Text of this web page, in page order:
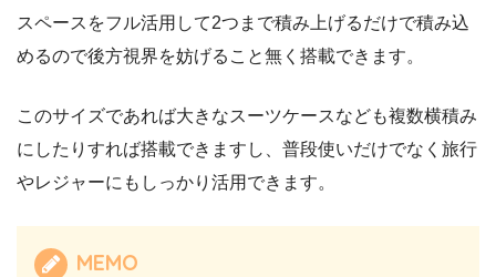
スペースをフル活用して2つまで積み上げるだけで積み込
めるので後方視界を妨げること無く搭載できます。
このサイズであれば大きなスーツケースなども複数横積み
にしたりすれば搭載できますし、普段使いだけでなく旅行
やレジャーにもしっかり活用できます。
MEMO